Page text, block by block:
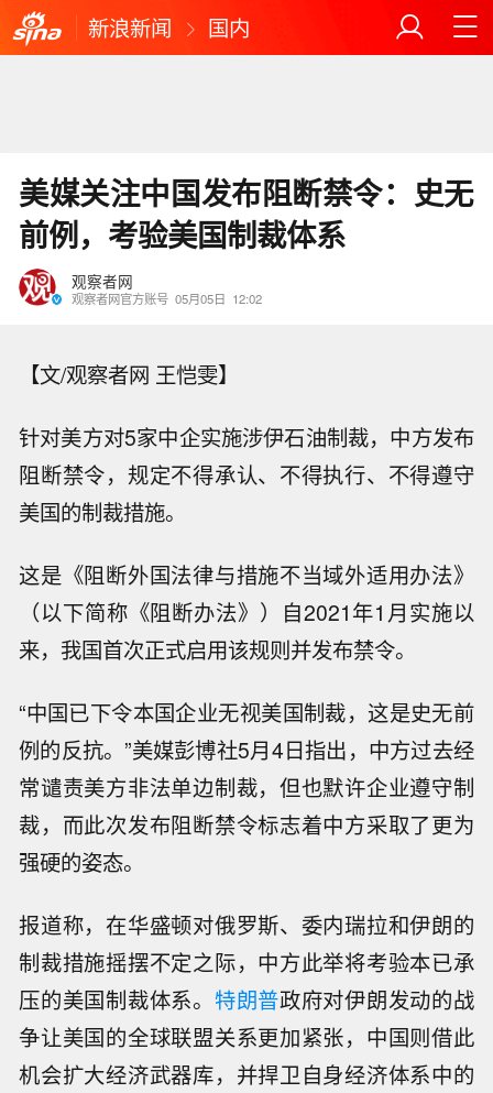
新浪新闻 国内
美媒关注中国发布阻断禁令：史无
前例，考验美国制裁体系
观察者网
观察者网官方账号 05月05日 12:02
【文/观察者网 王恺雯】
针对美方对5家中企实施涉伊石油制裁，中方发布
阻断禁令，规定不得承认、不得执行、不得遵守
美国的制裁措施。
这是《阻断外国法律与措施不当域外适用办法》
（以下简称《阻断办法》）自2021年1月实施以
来，我国首次正式启用该规则并发布禁令。
“中国已下令本国企业无视美国制裁，这是史无前
例的反抗。”美媒彭博社5月4日指出，中方过去经
常谴责美方非法单边制裁，但也默许企业遵守制
裁，而此次发布阻断禁令标志着中方采取了更为
强硬的姿态。
报道称，在华盛顿对俄罗斯、委内瑞拉和伊朗的
制裁措施摇摆不定之际，中方此举将考验本已承
压的美国制裁体系。 特朗普政府对伊朗发动的战
争让美国的全球联盟关系更加紧张，中国则借此
机会扩大经济武器库，并捍卫自身经济体系中的